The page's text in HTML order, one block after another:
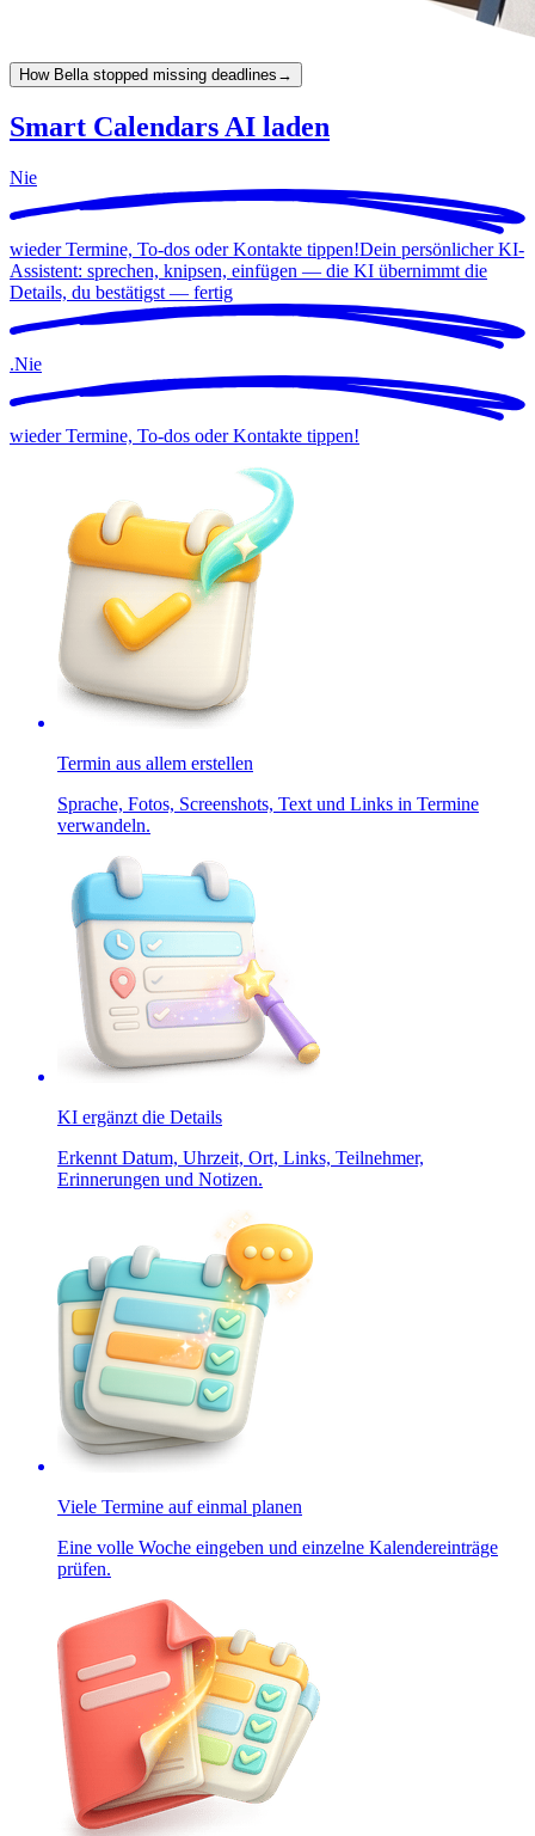
How Bella stopped missing deadlines →
Smart Calendars AI laden
Nie
wieder Termine, To-dos oder Kontakte tippen!Dein persönlicher KI-
Assistent: sprechen, knipsen, einfügen — die KI übernimmt die
Details, du bestätigst — fertig
.Nie
wieder Termine, To-dos oder Kontakte tippen!
Termin aus allem erstellen
Sprache, Fotos, Screenshots, Text und Links in Termine
verwandeln.
KI ergänzt die Details
Erkennt Datum, Uhrzeit, Ort, Links, Teilnehmer,
Erinnerungen und Notizen.
Viele Termine auf einmal planen
Eine volle Woche eingeben und einzelne Kalendereinträge
prüfen.